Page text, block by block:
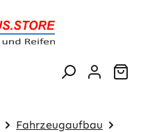
Fahrzeugaufbau